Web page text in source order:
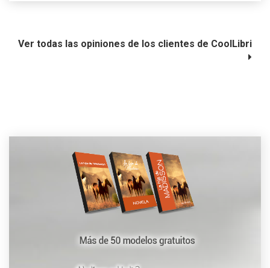
Ver todas las opiniones de los clientes de CoolLibri